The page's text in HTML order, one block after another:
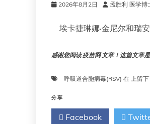
2026年8月2日 孟胜利 医学博
埃卡捷琳娜·金尼尔和瑞
感谢您阅读 疫苗网 文章！这篇文章
呼吸道合胞病毒(RSV) 在 呼
合
胞
上留
分享
Facebook